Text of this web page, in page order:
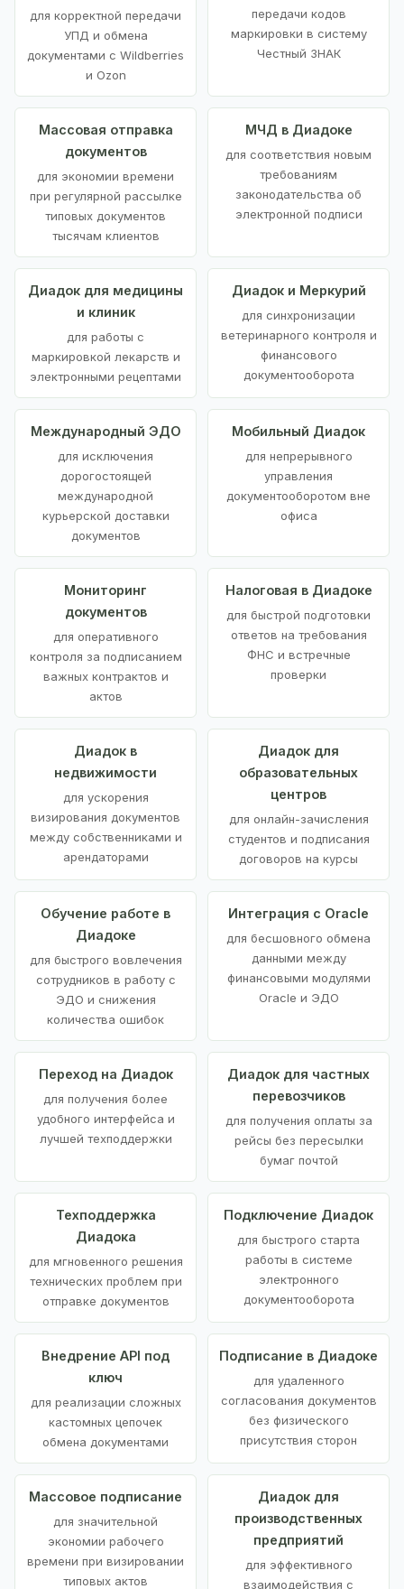
для корректной передачи
УПД и обмена
документами с Wildberries
и Ozon
передачи кодов
маркировки в систему
Честный ЗНАК
Массовая отправка
документов
для экономии времени
при регулярной рассылке
типовых документов
тысячам клиентов
МЧД в Диадоке
для соответствия новым
требованиям
законодательства об
электронной подписи
Диадок для медицины
и клиник
для работы с
маркировкой лекарств и
электронными рецептами
Диадок и Меркурий
для синхронизации
ветеринарного контроля и
финансового
документооборота
Международный ЭДО
для исключения
дорогостоящей
международной
курьерской доставки
документов
Мобильный Диадок
для непрерывного
управления
документооборотом вне
офиса
Мониторинг
документов
для оперативного
контроля за подписанием
важных контрактов и
актов
Налоговая в Диадоке
для быстрой подготовки
ответов на требования
ФНС и встречные
проверки
Диадок в
недвижимости
для ускорения
визирования документов
между собственниками и
арендаторами
Диадок для
образовательных
центров
для онлайн-зачисления
студентов и подписания
договоров на курсы
Обучение работе в
Диадоке
для быстрого вовлечения
сотрудников в работу с
ЭДО и снижения
количества ошибок
Интеграция с Oracle
для бесшовного обмена
данными между
финансовыми модулями
Oracle и ЭДО
Переход на Диадок
для получения более
удобного интерфейса и
лучшей техподдержки
Диадок для частных
перевозчиков
для получения оплаты за
рейсы без пересылки
бумаг почтой
Техподдержка
Диадока
для мгновенного решения
технических проблем при
отправке документов
Подключение Диадок
для быстрого старта
работы в системе
электронного
документооборота
Внедрение API под
ключ
для реализации сложных
кастомных цепочек
обмена документами
Подписание в Диадоке
для удаленного
согласования документов
без физического
присутствия сторон
Массовое подписание
для значительной
экономии рабочего
времени при визировании
типовых актов
Диадок для
производственных
предприятий
для эффективного
взаимодействия с